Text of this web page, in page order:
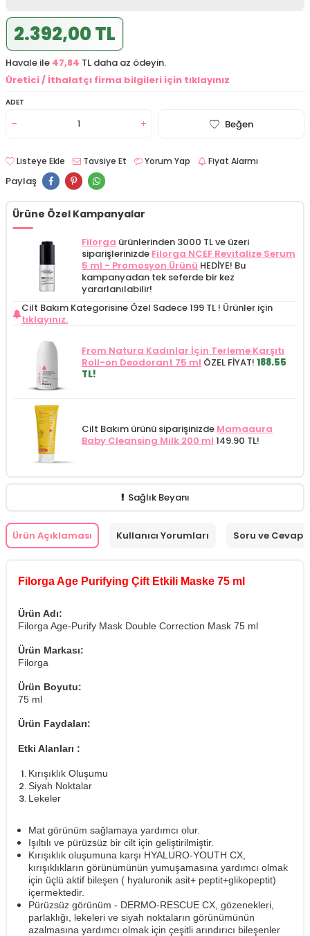
2.392,00 TL
Havale ile 47,84 TL daha az ödeyin.
Üretici / İthalatçı firma bilgileri için tıklayınız
ADET
Beğen
Listeye Ekle Tavsiye Et Yorum Yap Fiyat Alarmı
Paylaş
Ürüne Özel Kampanyalar
Filorga ürünlerinden 3000 TL ve üzeri
siparişlerinizde Filorga NCEF Revitalize Serum
5 ml - Promosyon Ürünü HEDİYE! Bu
kampanyadan tek seferde bir kez
yararlanılabilir!
Cilt Bakım Kategorisine Özel Sadece 199 TL ! Ürünler için
tıklayınız.
From Natura Kadınlar İçin Terleme Karşıtı
Roll-on Deodorant 75 ml ÖZEL FİYAT! 188.55
TL!
Cilt Bakım ürünü siparişinizde Mamaaura
Baby Cleansing Milk 200 ml 149.90 TL!
Sağlık Beyanı
Ürün Açıklaması Kullanıcı Yorumları Soru ve Cevap
Filorga Age Purifying Çift Etkili Maske 75 ml
Ürün Adı:
Filorga Age-Purify Mask Double Correction Mask 75 ml
Ürün Markası:
Filorga
Ürün Boyutu:
75 ml
Ürün Faydaları:
Etki Alanları :
Kırışıklık Oluşumu
Siyah Noktalar
Lekeler
Mat görünüm sağlamaya yardımcı olur.
Işıltılı ve pürüzsüz bir cilt için geliştirilmiştir.
Kırışıklık oluşumuna karşı HYALURO-YOUTH CX,
kırışıklıkların görünümünün yumuşamasına yardımcı olmak
için üçlü aktif bileşen ( hyaluronik asit+ peptit+glikopeptit)
içermektedir.
Pürüzsüz görünüm - DERMO-RESCUE CX, gözenekleri,
parlaklığı, lekeleri ve siyah noktaların görünümünün
azalmasına yardımcı olmak için çeşitli arındırıcı bileşenler